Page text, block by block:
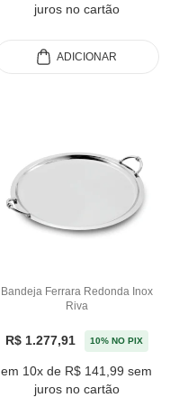
juros no cartão
ADICIONAR
Bandeja Ferrara Redonda Inox
Riva
R$ 1.277,91 10% NO PIX
em 10x de R$ 141,99 sem
juros no cartão